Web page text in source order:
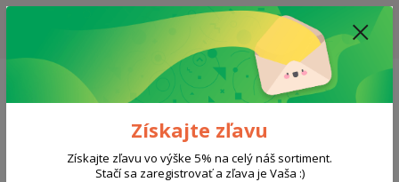
ZĽAVA: VŠETKY VYSTAVENÉ POSTELE ZA 400€ - CENA MATRACU A ROŠTU
PODĽA VÝBERU / DODACIA LEHOTA JE AKTUÁLNE 10-15 PRACOVNÝCH
Menu
0908 777 700 Po-So: 10-18 hod.
0
Získajte zľavu
Získajte zľavu vo výške 5% na celý náš sortiment.
Stačí sa zaregistrovať a zľava je Vaša :)